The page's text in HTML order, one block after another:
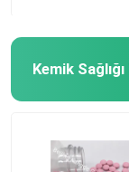
Kemik